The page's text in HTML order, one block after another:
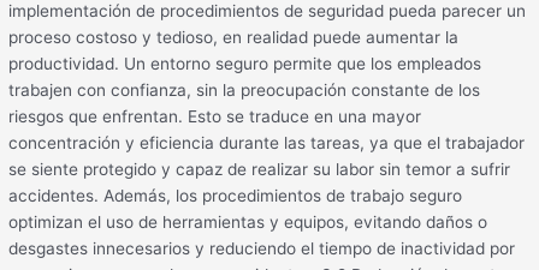
implementación de procedimientos de seguridad pueda parecer un
proceso costoso y tedioso, en realidad puede aumentar la
productividad. Un entorno seguro permite que los empleados
trabajen con confianza, sin la preocupación constante de los
riesgos que enfrentan. Esto se traduce en una mayor
concentración y eficiencia durante las tareas, ya que el trabajador
se siente protegido y capaz de realizar su labor sin temor a sufrir
accidentes. Además, los procedimientos de trabajo seguro
optimizan el uso de herramientas y equipos, evitando daños o
desgastes innecesarios y reduciendo el tiempo de inactividad por